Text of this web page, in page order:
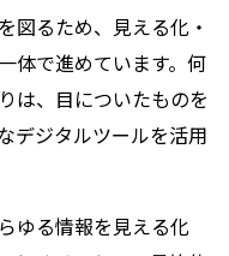
図るため、見える化・
体で進めています。何
は、目についたものを
デジタルツールを活用
ゆる情報を見える化